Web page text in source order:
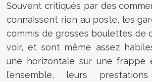
Souvent critiqués par des
connaissent rien au poste, les
commis de grosses boulettes de
voir, et sont même assez
une horizontale sur une frappe
l’ensemble, leurs